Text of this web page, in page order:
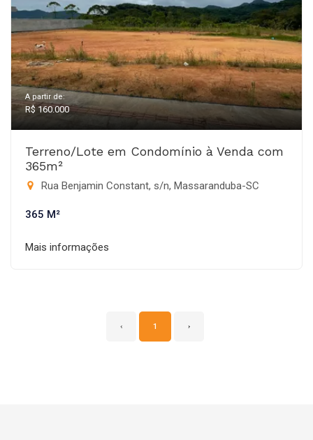
A partir de:
R$ 160.000
Terreno/Lote em Condomínio à Venda com
365m²
Rua Benjamin Constant, s/n, Massaranduba-SC
365 M²
Mais informações
‹ 1 ›